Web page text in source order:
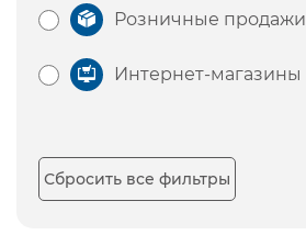
Розничные продажи
Интернет-магазины
Сбросить все фильтры